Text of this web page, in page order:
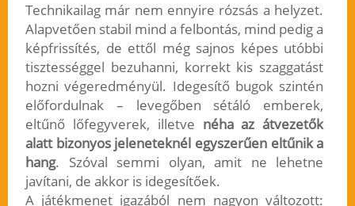
Technikailag már nem ennyire rózsás a helyzet.
Alapvetően stabil mind a felbontás, mind pedig a
képfrissítés, de ettől még sajnos képes utóbbi
tisztességgel bezuhanni, korrekt kis szaggatást
hozni végeredményül. Idegesítő bugok szintén
előfordulnak – levegőben sétáló emberek,
eltűnő lőfegyverek, illetve néha az átvezetők
alatt bizonyos jeleneteknél egyszerűen eltűnik a
hang. Szóval semmi olyan, amit ne lehetne
javítani, de akkor is idegesítőek.
A játékmenet igazából nem nagyon változott: